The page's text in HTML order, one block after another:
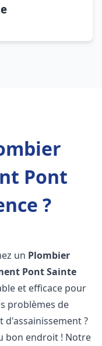
Pont
?
un Plombier
Pont Sainte
et efficace pour
problèmes de
d'assainissement ?
bon endroit ! Notre